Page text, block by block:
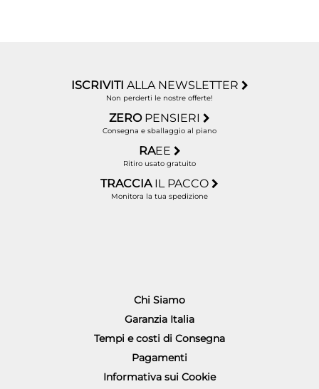
ISCRIVITI ALLA NEWSLETTER
Non perderti le nostre offerte!
ZERO PENSIERI
Consegna e sballaggio al piano
RAEE
Ritiro usato gratuito
TRACCIA IL PACCO
Monitora la tua spedizione
Chi Siamo
Garanzia Italia
Tempi e costi di Consegna
Pagamenti
Informativa sui Cookie